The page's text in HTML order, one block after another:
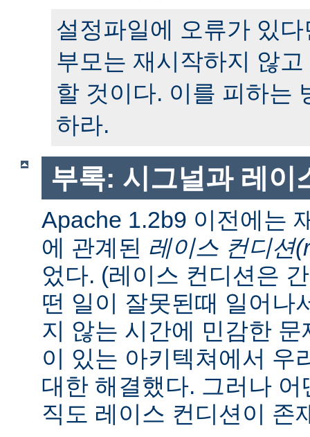
설정파일에 오류가 있
부모는 재시작하지 않
할 것이다. 이를 피하는
하라.
부록: 시그널과 레이
Apache 1.2b9 이전에는
에 관계된 레이스 컨디션
었다. (레이스 컨디션은
떤 일이 잘못된때 일어나
지 않는 시간에 민감한
이 있는 아키텍쳐에서 우
대한 해결했다. 그러나
직도 레이스 컨디션이 존